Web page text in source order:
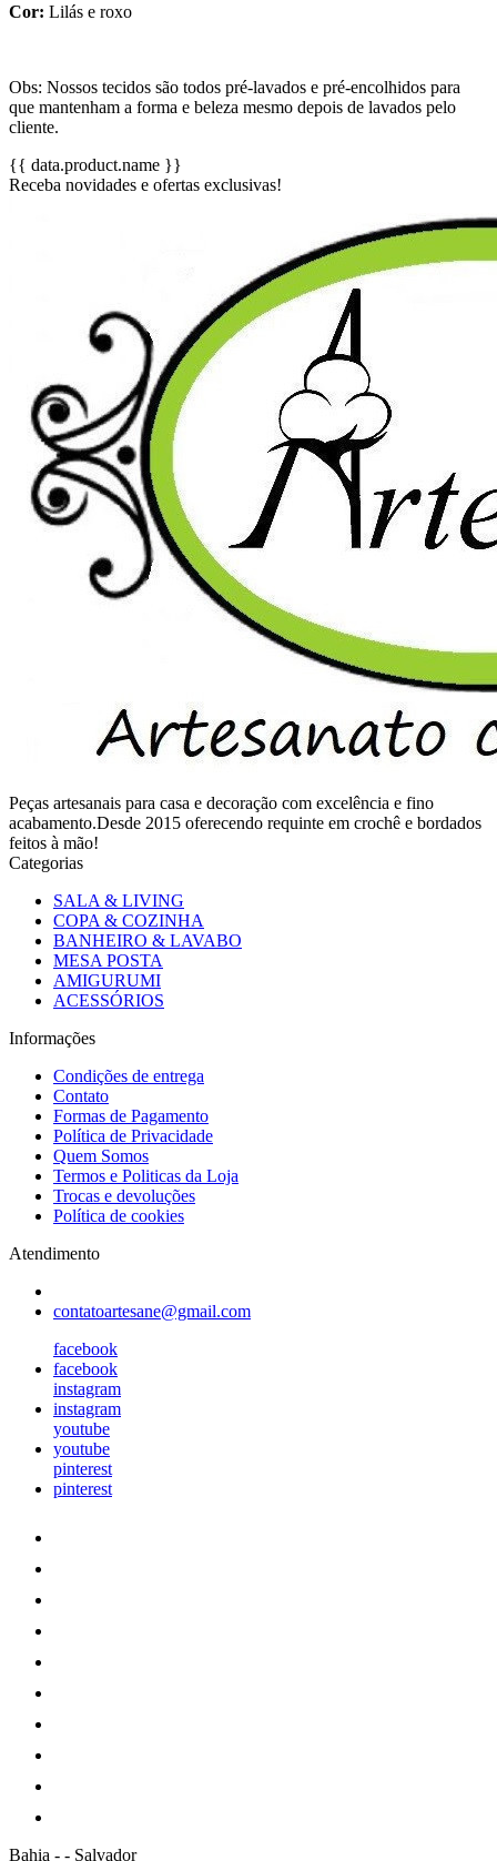
Cor: Lilás e roxo
Obs: Nossos tecidos são todos pré-lavados e pré-encolhidos para
que mantenham a forma e beleza mesmo depois de lavados pelo
cliente.
{{ data.product.name }}
Receba novidades e ofertas exclusivas!
Peças artesanais para casa e decoração com excelência e fino
acabamento.Desde 2015 oferecendo requinte em crochê e bordados
feitos à mão!
Categorias
SALA & LIVING
COPA & COZINHA
BANHEIRO & LAVABO
MESA POSTA
AMIGURUMI
ACESSÓRIOS
Informações
Condições de entrega
Contato
Formas de Pagamento
Política de Privacidade
Quem Somos
Termos e Politicas da Loja
Trocas e devoluções
Política de cookies
Atendimento
contatoartesane@gmail.com
facebook
facebook
instagram
instagram
youtube
youtube
pinterest
pinterest
Bahia - - Salvador